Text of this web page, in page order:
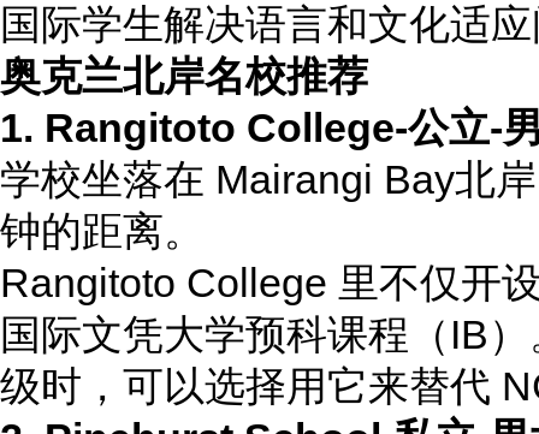
国际学生解决语言和文化适
奥克兰北岸名校推荐
1. Rangitoto College-公立-
学校坐落在 Mairangi Bay北
钟的距离。
Rangitoto College 里不仅开
国际文凭大学预科课程（IB
级时，可以选择用它来替代